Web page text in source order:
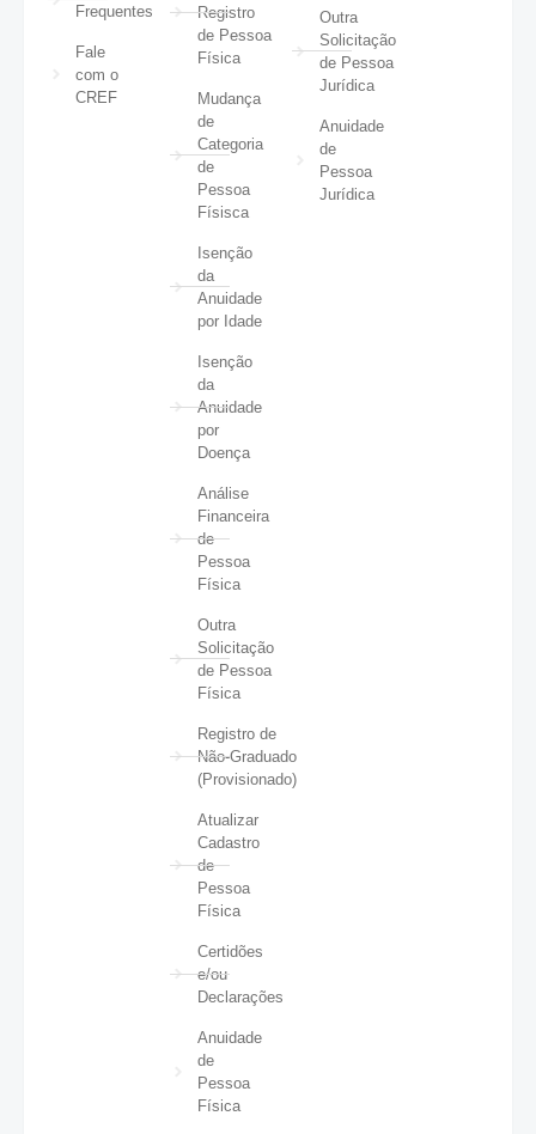
Frequentes
Fale
com o
CREF
Registro
de Pessoa
Física
Mudança
de
Categoria
de
Pessoa
Físisca
Isenção
da
Anuidade
por Idade
Isenção
da
Anuidade
por
Doença
Análise
Financeira
de
Pessoa
Física
Outra
Solicitação
de Pessoa
Física
Registro de
Não-Graduado
(Provisionado)
Atualizar
Cadastro
de
Pessoa
Física
Certidões
e/ou
Declarações
Anuidade
de
Pessoa
Física
Outra
Solicitação
de Pessoa
Jurídica
Anuidade
de
Pessoa
Jurídica